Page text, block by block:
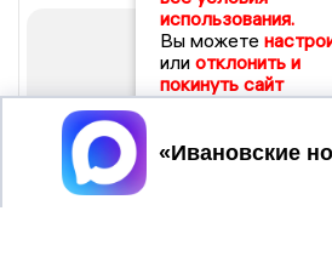
использования.
Вы можете
или отклонить и
покинуть сайт
Принять